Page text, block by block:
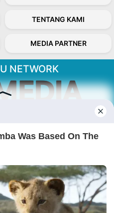
TENTANG KAMI
MEDIA PARTNER
NETWORK
berita aktual dan